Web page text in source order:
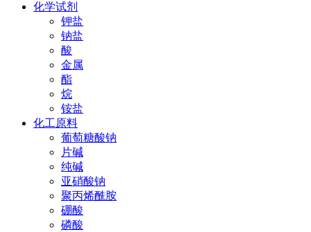
化学试剂
钾盐
钠盐
酸
金属
酯
烷
铵盐
化工原料
葡萄糖酸钠
片碱
纯碱
亚硝酸钠
聚丙烯酰胺
硼酸
磷酸